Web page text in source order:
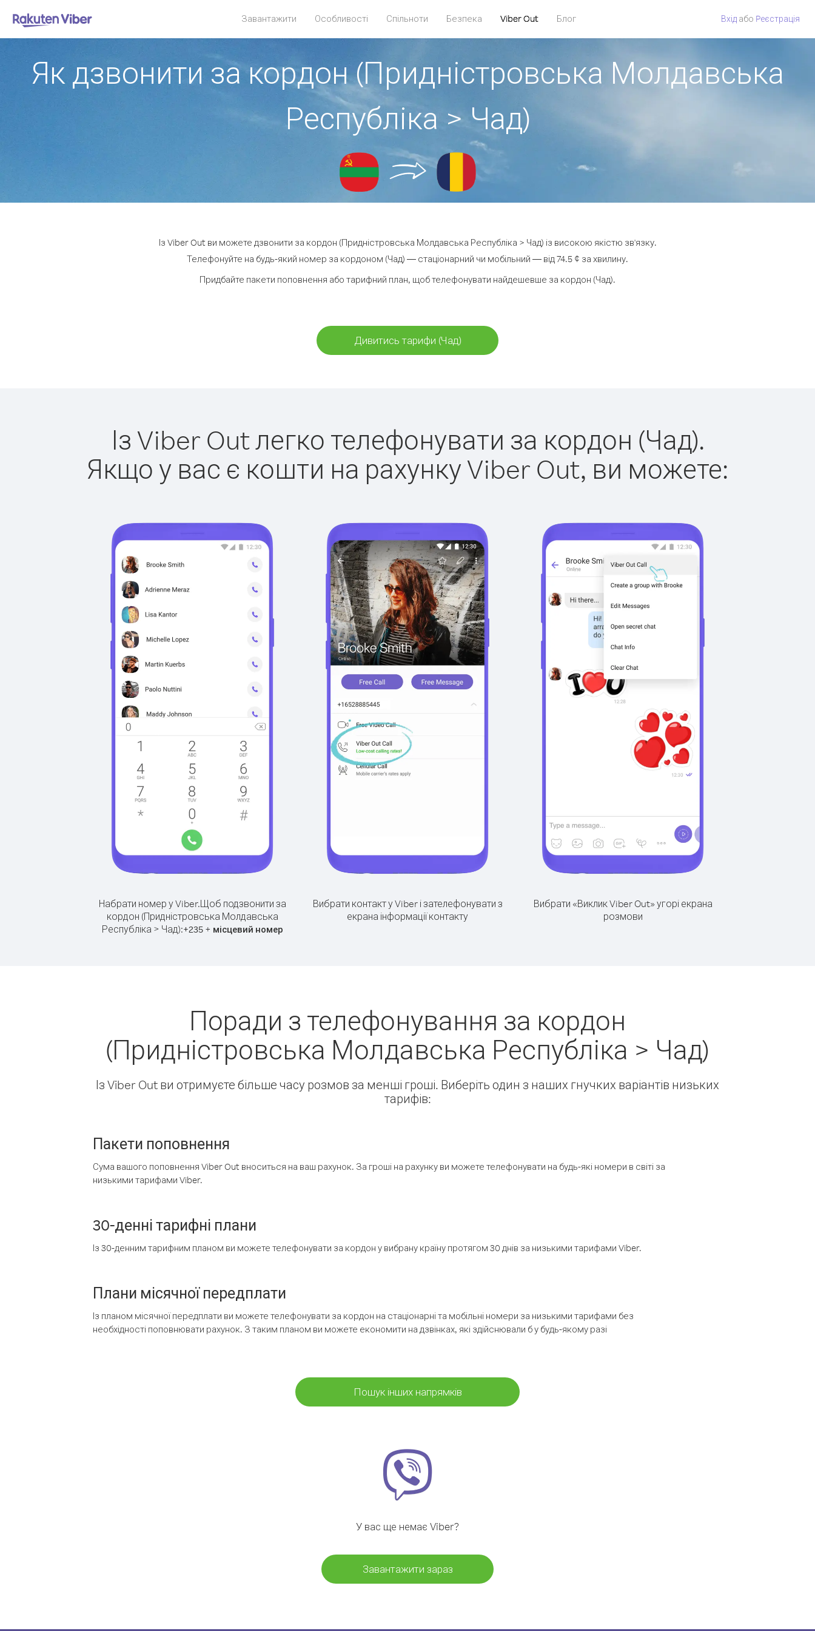
Завантажити Особливості Спільноти Безпека Viber Out Блог Вхід або Pеєстрація
Як дзвонити за кордон (Придністровська Молдавська
Республіка > Чад)
Із Viber Out ви можете дзвонити за кордон (Придністровська Молдавська Республіка > Чад) із високою якістю зв'язку.
Телефонуйте на будь-який номер за кордоном (Чад) — стаціонарний чи мобільний — від 74.5 ¢ за хвилину.
Придбайте пакети поповнення або тарифний план, щоб телефонувати найдешевше за кордон (Чад).
Дивитись тарифи (Чад)
Із Viber Out легко телефонувати за кордон (Чад).
Якщо у вас є кошти на рахунку Viber Out, ви можете:
Набрати номер у Viber.Щоб подзвонити за
кордон (Придністровська Молдавська
Республіка > Чад):+235+ місцевий номер
Вибрати контакт у Viber і зателефонувати з
екрана інформації контакту
Вибрати «Виклик Viber Out» угорі екрана
розмови
Поради з телефонування за кордон
(Придністровська Молдавська Республіка > Чад)
Із Viber Out ви отримуєте більше часу розмов за менші гроші. Виберіть один з наших гнучких варіантів низьких
тарифів:
Пакети поповнення
Сума вашого поповнення Viber Out вноситься на ваш рахунок. За гроші на рахунку ви можете телефонувати на будь-які номери в світі за
низькими тарифами Viber.
30-денні тарифні плани
Із 30-денним тарифним планом ви можете телефонувати за кордон у вибрану країну протягом 30 днів за низькими тарифами Viber.
Плани місячної передплати
Із планом місячної передплати ви можете телефонувати за кордон на стаціонарні та мобільні номери за низькими тарифами без
необхідності поповнювати рахунок. З таким планом ви можете економити на дзвінках, які здійснювали б у будь-якому разі
Пошук інших напрямків
У вас ще немає Viber?
Завантажити зараз